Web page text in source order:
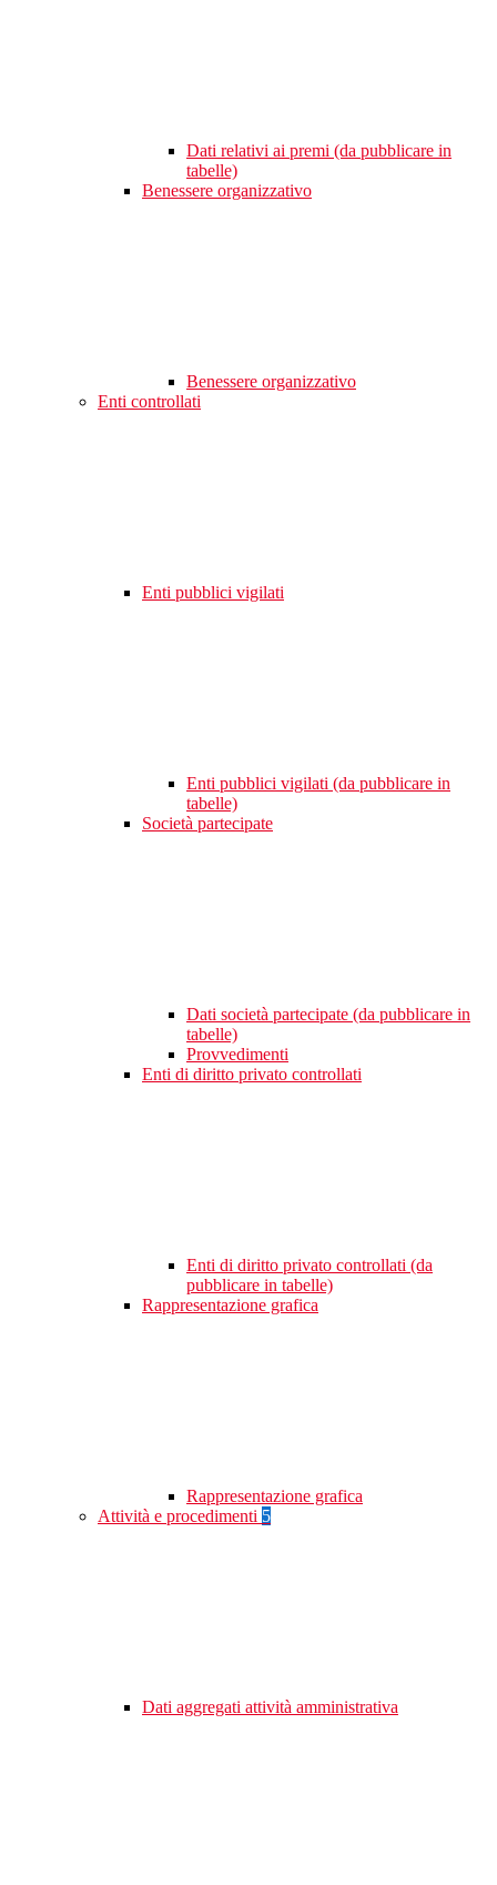
Dati relativi ai premi (da pubblicare in
tabelle)
Benessere organizzativo
Benessere organizzativo
Enti controllati
Enti pubblici vigilati
Enti pubblici vigilati (da pubblicare in
tabelle)
Società partecipate
Dati società partecipate (da pubblicare in
tabelle)
Provvedimenti
Enti di diritto privato controllati
Enti di diritto privato controllati (da
pubblicare in tabelle)
Rappresentazione grafica
Rappresentazione grafica
Attività e procedimenti 5
Dati aggregati attività amministrativa